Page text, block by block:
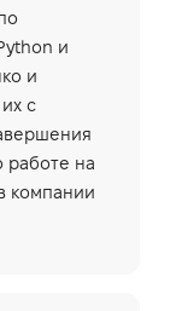
и
и
с
работе на
компании